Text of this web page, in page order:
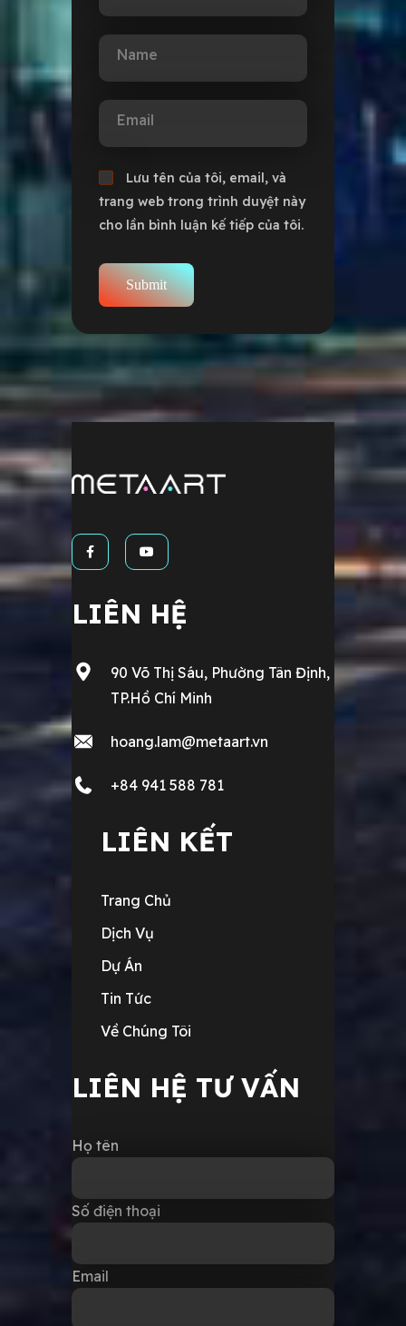
Name
Email
Lưu tên của tôi, email, và
trang web trong trình duyệt này
cho lần bình luận kế tiếp của tôi.
LIÊN HỆ
90 Võ Thị Sáu, Phường Tân Định,
TP.Hồ Chí Minh
hoang.lam@metaart.vn
+84 941 588 781
LIÊN KẾT
Trang Chủ
Dịch Vụ
Dự Án
Tin Tức
Về Chúng Tôi
LIÊN HỆ TƯ VẤN
Họ tên
Số điện thoại
Email